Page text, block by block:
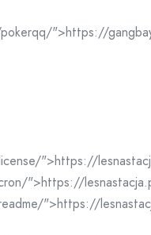
">https://
">https://
">https://
">https://